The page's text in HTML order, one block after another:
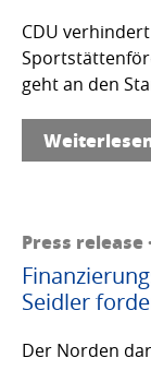
CDU
geht an den
Press release
Seidler
Der Norden